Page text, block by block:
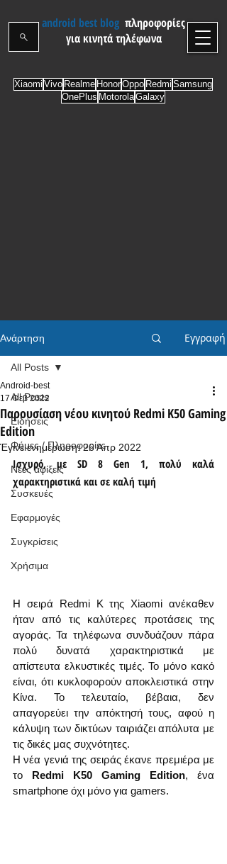
android best blog πληροφορίες
για κινητά τηλέφωνα
Xiaomi Vivo Realme HonorOppo Redmi Samsung
OnePlus MotorolaGalaxy
Ανάρτηση Εγγραφή
All Posts
Ειδήσεις
Φήμες / Πληροφορίες
Νέες αφίξεις
Συσκευές
Εφαρμογές
Συγκρίσεις
Χρήσιμα
All Posts
Παρουσίαση νέου κινητού Redmi K50 Gaming
Edition
Android-best
17 Φεβ 2022
Έγινε ενημέρωση:26 Απρ 2022
Ισχυρό, με SD 8 Gen 1, πολύ καλά
χαρακτηριστικά και σε καλή τιμή
Η σειρά Redmi K της Xiaomi ανέκαθεν
ήταν από τις καλύτερες προτάσεις της
αγοράς. Τα τηλέφωνα συνδυάζουν πάρα
πολύ δυνατά χαρακτηριστικά με
απίστευτα ελκυστικές τιμές. Το μόνο κακό
είναι, ότι κυκλοφορούν αποκλειστικά στην
Κίνα. Το τελευταίο, βέβαια, δεν
απαγορεύει την απόκτησή τους, αφού η
κάλυψη των δικτύων ταιριάζει απόλυτα με
τις δικές μας συχνότητες.
Η νέα γενιά της σειράς έκανε πρεμιέρα με
το Redmi K50 Gaming Edition, ένα
smartphone όχι μόνο για gamers.